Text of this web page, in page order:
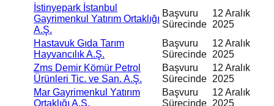
İstinyepark İstanbul
Gayrimenkul Yatırım Ortaklığı
A.Ş.
Başvuru
Sürecinde
12 Aralık
2025
Hastavuk Gıda Tarım
Hayvancılık A.Ş.
Başvuru
Sürecinde
12 Aralık
2025
Zms Demir Kömür Petrol
Ürünleri Tic. ve San. A.Ş.
Başvuru
Sürecinde
12 Aralık
2025
Mar Gayrimenkul Yatırım
Ortaklığı A.Ş.
Başvuru
Sürecinde
12 Aralık
2025